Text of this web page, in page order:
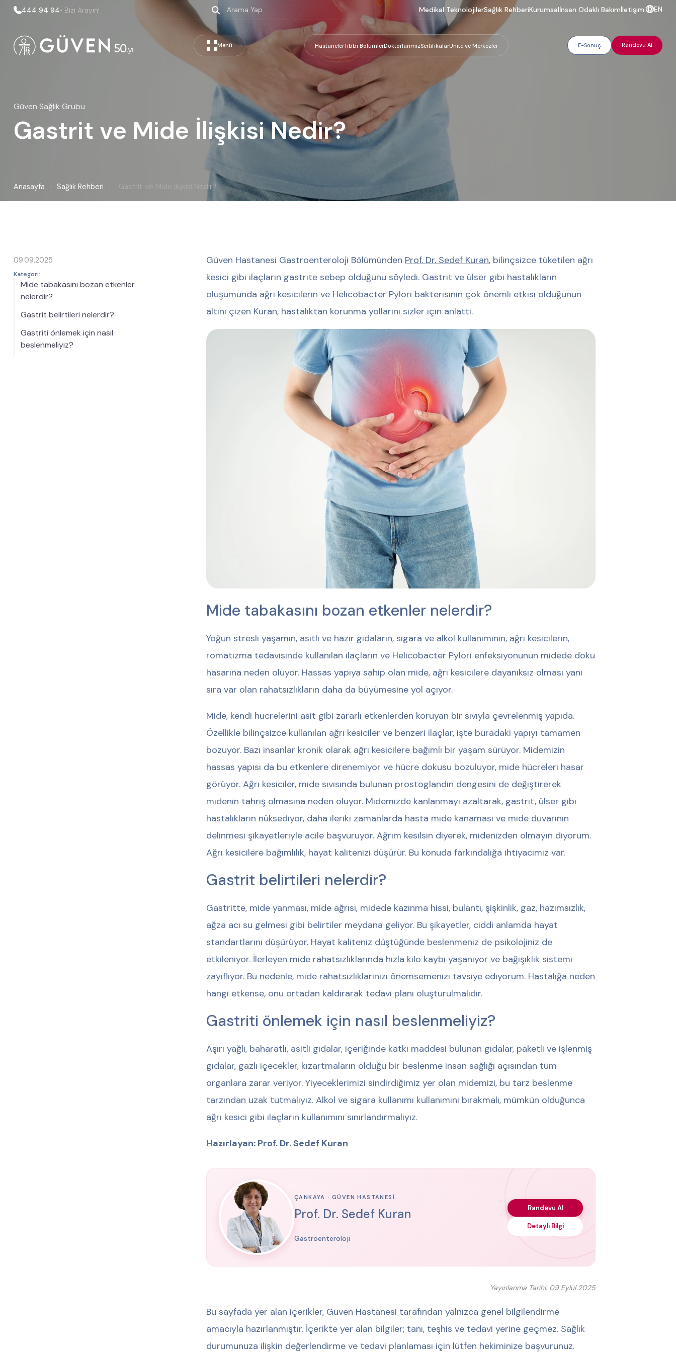
444 94 94• Bizi Arayın! Medikal TeknolojilerSağlık RehberiKurumsalİnsan Odaklı Bakımİletişim| EN
Menü HastanelerTıbbi BölümlerDoktorlarımızSertifikalarÜnite ve Merkezler E-Sonuç Randevu Al
Güven Sağlık Grubu
Gastrit ve Mide İlişkisi Nedir?
Anasayfa › Sağlık Rehberi › Gastrit ve Mide İlişkisi Nedir?
09.09.2025
Kategori:
Mide tabakasını bozan etkenler
nelerdir?
Gastrit belirtileri nelerdir?
Gastriti önlemek için nasıl
beslenmeliyiz?
Güven Hastanesi Gastroenteroloji Bölümünden Prof. Dr. Sedef Kuran, bilinçsizce tüketilen ağrı
kesici gibi ilaçların gastrite sebep olduğunu söyledi. Gastrit ve ülser gibi hastalıkların
oluşumunda ağrı kesicilerin ve Helicobacter Pylori bakterisinin çok önemli etkisi olduğunun
altını çizen Kuran, hastalıktan korunma yollarını sizler için anlattı.
Mide tabakasını bozan etkenler nelerdir?
Yoğun stresli yaşamın, asitli ve hazır gıdaların, sigara ve alkol kullanımının, ağrı kesicilerin,
romatizma tedavisinde kullanılan ilaçların ve Helicobacter Pylori enfeksiyonunun midede doku
hasarına neden oluyor. Hassas yapıya sahip olan mide, ağrı kesicilere dayanıksız olması yanı
sıra var olan rahatsızlıkların daha da büyümesine yol açıyor.
Mide, kendi hücrelerini asit gibi zararlı etkenlerden koruyan bir sıvıyla çevrelenmiş yapıda.
Özellikle bilinçsizce kullanılan ağrı kesiciler ve benzeri ilaçlar, işte buradaki yapıyı tamamen
bozuyor. Bazı insanlar kronik olarak ağrı kesicilere bağımlı bir yaşam sürüyor. Midemizin
hassas yapısı da bu etkenlere direnemiyor ve hücre dokusu bozuluyor, mide hücreleri hasar
görüyor. Ağrı kesiciler, mide sıvısında bulunan prostoglandin dengesini de değiştirerek
midenin tahriş olmasına neden oluyor. Midemizde kanlanmayı azaltarak, gastrit, ülser gibi
hastalıkların nüksediyor, daha ileriki zamanlarda hasta mide kanaması ve mide duvarının
delinmesi şikayetleriyle acile başvuruyor. Ağrım kesilsin diyerek, midenizden olmayın diyorum.
Ağrı kesicilere bağımlılık, hayat kalitenizi düşürür. Bu konuda farkındalığa ihtiyacımız var.
Gastrit belirtileri nelerdir?
Gastritte, mide yanması, mide ağrısı, midede kazınma hissi, bulantı, şişkinlik, gaz, hazımsızlık,
ağza acı su gelmesi gibi belirtiler meydana geliyor. Bu şikayetler, ciddi anlamda hayat
standartlarını düşürüyor. Hayat kaliteniz düştüğünde beslenmeniz de psikolojiniz de
etkileniyor. İlerleyen mide rahatsızlıklarında hızla kilo kaybı yaşanıyor ve bağışıklık sistemi
zayıflıyor. Bu nedenle, mide rahatsızlıklarınızı önemsemenizi tavsiye ediyorum. Hastalığa neden
hangi etkense, onu ortadan kaldırarak tedavi planı oluşturulmalıdır.
Gastriti önlemek için nasıl beslenmeliyiz?
Aşırı yağlı, baharatlı, asitli gıdalar, içeriğinde katkı maddesi bulunan gıdalar, paketli ve işlenmiş
gıdalar, gazlı içecekler, kızartmaların olduğu bir beslenme insan sağlığı açısından tüm
organlara zarar veriyor. Yiyeceklerimizi sindirdiğimiz yer olan midemizi, bu tarz beslenme
tarzından uzak tutmalıyız. Alkol ve sigara kullanımı kullanımını bırakmalı, mümkün olduğunca
ağrı kesici gibi ilaçların kullanımını sınırlandırmalıyız.
Hazırlayan: Prof. Dr. Sedef Kuran
ÇANKAYA · GÜVEN HASTANESI
Prof. Dr. Sedef Kuran
Gastroenteroloji
Randevu Al
Detaylı Bilgi
Yayınlanma Tarihi: 09 Eylül 2025
Bu sayfada yer alan içerikler, Güven Hastanesi tarafından yalnızca genel bilgilendirme
amacıyla hazırlanmıştır. İçerikte yer alan bilgiler; tanı, teşhis ve tedavi yerine geçmez. Sağlık
durumunuza ilişkin değerlendirme ve tedavi planlaması için lütfen hekiminize başvurunuz.